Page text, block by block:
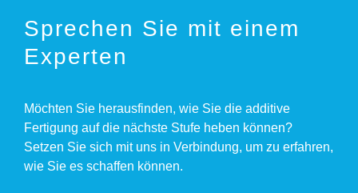
Sprechen Sie mit einem
Experten
Möchten Sie herausfinden, wie Sie die additive
Fertigung auf die nächste Stufe heben können?
Setzen Sie sich mit uns in Verbindung, um zu erfahren,
wie Sie es schaffen können.